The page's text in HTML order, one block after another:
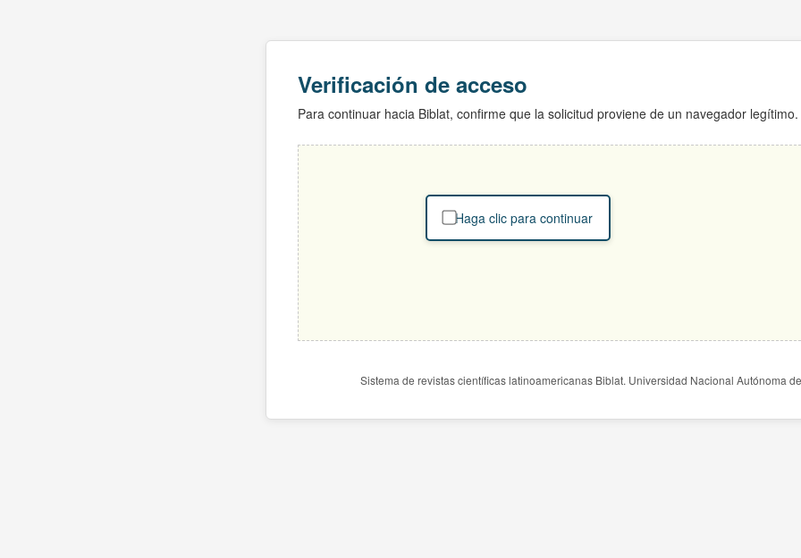
Verificación de acceso
Para continuar hacia Biblat, confirme que la solicitud proviene de un navegador legítimo.
Haga clic para continuar
Sistema de revistas científicas latinoamericanas Biblat. Universidad Nacional Autónoma